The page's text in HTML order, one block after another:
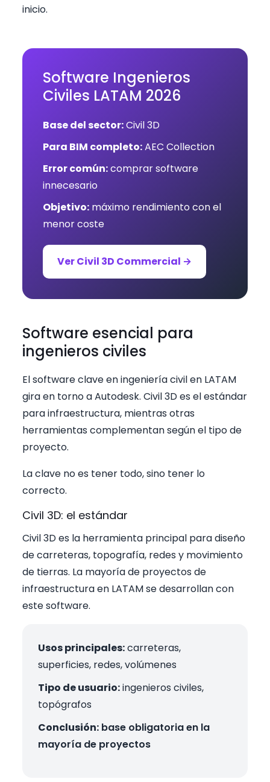
inicio.
Software Ingenieros
Civiles LATAM 2026
Base del sector:Civil 3D
Para BIM completo:AEC Collection
Error común:comprar software
innecesario
Objetivo:máximo rendimiento con el
menor coste
Ver Civil 3D Commercial →
Software esencial para
ingenieros civiles
El software clave en ingeniería civil en LATAM
gira en torno a Autodesk. Civil 3D es el estándar
para infraestructura, mientras otras
herramientas complementan según el tipo de
proyecto.
La clave no es tener todo, sino tener lo
correcto.
Civil 3D: el estándar
Civil 3D es la herramienta principal para diseño
de carreteras, topografía, redes y movimiento
de tierras. La mayoría de proyectos de
infraestructura en LATAM se desarrollan con
este software.
Usos principales:carreteras,
superficies, redes, volúmenes
Tipo de usuario:ingenieros civiles,
topógrafos
Conclusión:base obligatoria en la
mayoría de proyectos